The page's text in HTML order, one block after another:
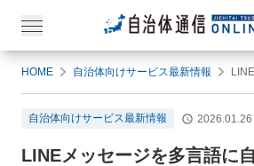
HOME 自治体向けサービス最新情報
自治体向けサービス最新情報 2026.01.26
LINEメッセージを多言語に